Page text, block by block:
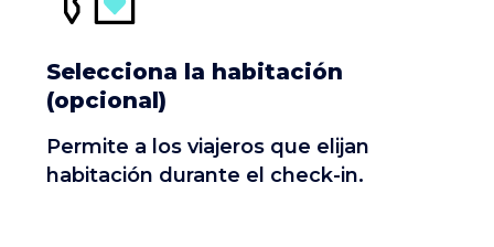
Selecciona la habitación
(opcional)
Permite a los viajeros que elijan
habitación durante el check-in.